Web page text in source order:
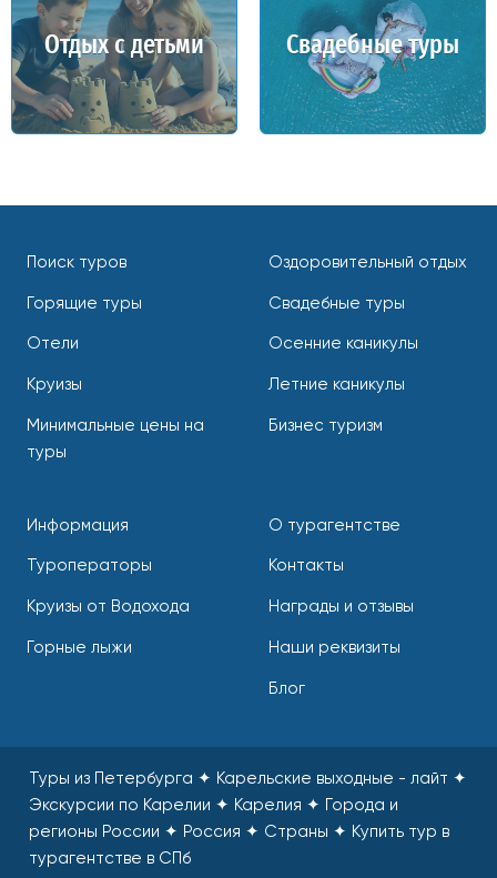
Отдых с детьми Свадебные туры
Поиск туров
Горящие туры
Отели
Круизы
Минимальные цены на
туры
Оздоровительный отдых
Свадебные туры
Осенние каникулы
Летние каникулы
Бизнес туризм
Информация
Туроператоры
Круизы от Водохода
Горные лыжи
О турагентстве
Контакты
Награды и отзывы
Наши реквизиты
Блог
Туры из Петербурга ✦ Карельские выходные - лайт ✦
Экскурсии по Карелии ✦ Карелия ✦ Города и
регионы России ✦ Россия ✦ Страны ✦ Купить тур в
турагентстве в СПб